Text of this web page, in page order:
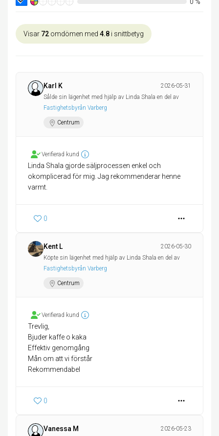
0 %
Visar 72 omdömen med 4.8 i snittbetyg
Karl K
2026-05-31
Sålde sin lägenhet med hjälp av Linda Shala en del av
Fastighetsbyrån Varberg
Centrum
Verifierad kund
Linda Shala gjorde säljprocessen enkel och
okomplicerad för mig. Jag rekommenderar henne
varmt.
0
Kent L
2026-05-30
Köpte sin lägenhet med hjälp av Linda Shala en del av
Fastighetsbyrån Varberg
Centrum
Verifierad kund
Trevlig,
Bjuder kaffe o kaka
Effektiv genomgång
Mån om att vi förstår
0
Vanessa M 2026-05-23